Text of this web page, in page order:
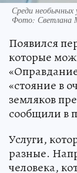
Среди необычных
Фото:
Появился
которые
«стояние в
земляков
сообщили в
Услуги,
разные.
человека,